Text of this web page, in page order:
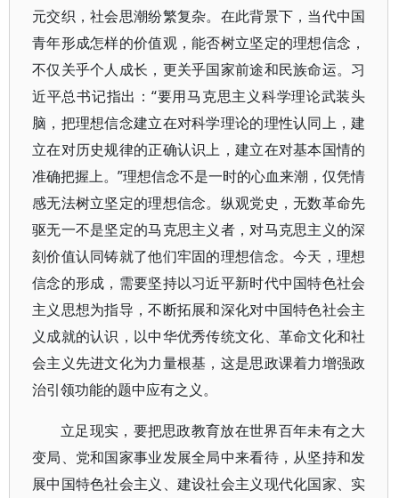
元交织，社会思潮纷繁复杂。在此背景下，当代中国
青年形成怎样的价值观，能否树立坚定的理想信念，
不仅关乎个人成长，更关乎国家前途和民族命运。习
近平总书记指出：“要用马克思主义科学理论武装头
脑，把理想信念建立在对科学理论的理性认同上，建
立在对历史规律的正确认识上，建立在对基本国情的
准确把握上。”理想信念不是一时的心血来潮，仅凭情
感无法树立坚定的理想信念。纵观党史，无数革命先
驱无一不是坚定的马克思主义者，对马克思主义的深
刻价值认同铸就了他们牢固的理想信念。今天，理想
信念的形成，需要坚持以习近平新时代中国特色社会
主义思想为指导，不断拓展和深化对中国特色社会主
义成就的认识，以中华优秀传统文化、革命文化和社
会主义先进文化为力量根基，这是思政课着力增强政
治引领功能的题中应有之义。
立足现实，要把思政教育放在世界百年未有之大
变局、党和国家事业发展全局中来看待，从坚持和发
展中国特色社会主义、建设社会主义现代化国家、实